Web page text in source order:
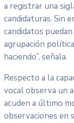
a registrar una
candidaturas. Sin
candidatos
agrupación
haciendo”, señala.
Respecto a la
vocal observa un
acuden a último
observaciones en